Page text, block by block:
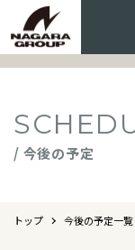
/ 今後の予定
トップ 今後の予定一覧